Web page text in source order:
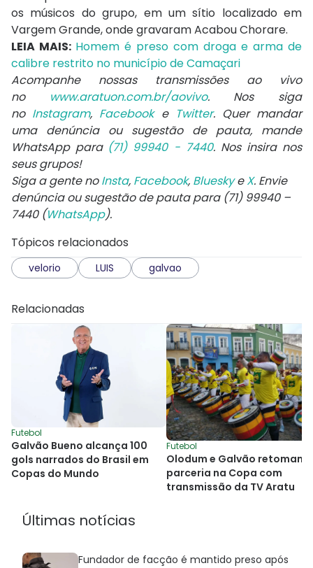
os músicos do grupo, em um sítio localizado em
Vargem Grande, onde gravaram Acabou Chorare.
LEIA MAIS: Homem é preso com droga e arma de
calibre restrito no município de Camaçari
Acompanhe nossas transmissões ao vivo
no
www.aratuon.com.br/aovivo. Nos siga
no Instagram, Facebooke Twitter. Quer mandar
uma denúncia ou sugestão de pauta, mande
WhatsApp para (71) 99940 - 7440. Nos insira nos
seus grupos!
Siga a gente noInsta, Facebook, BlueskyeX. Envie
denúncia ou sugestão de pauta para (71) 99940 –
7440 (WhatsApp).
Tópicos relacionados
velorio LUIS galvao
Relacionadas
Futebol
Galvão Bueno alcança 100
gols narrados do Brasil em
Copas do Mundo
Futebol
Olodum e Galvão retomam
parceria na Copa com
transmissão da TV Aratu
Últimas notícias
Fundador de facção é mantido preso após